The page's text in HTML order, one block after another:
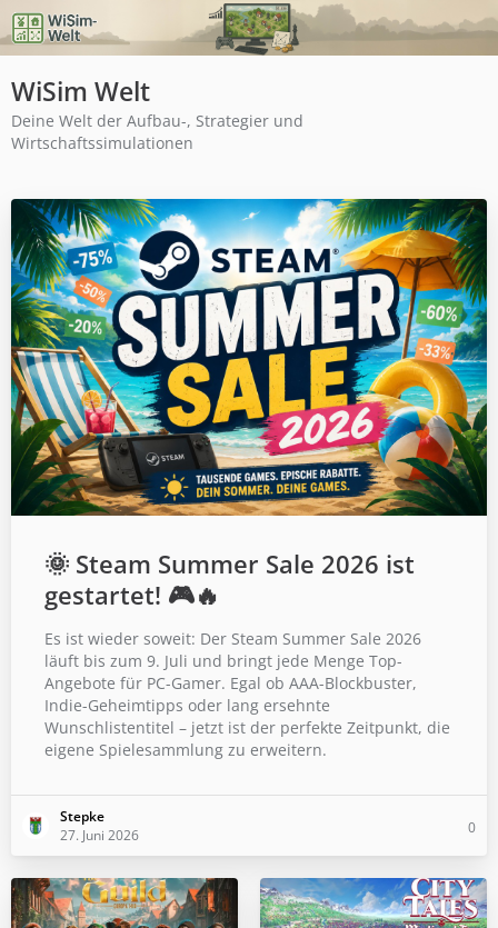
WiSim Welt
Deine Welt der Aufbau-, Strategier und
Wirtschaftssimulationen
🌞 Steam Summer Sale 2026 ist
gestartet! 🎮🔥
Es ist wieder soweit: Der Steam Summer Sale 2026
läuft bis zum 9. Juli und bringt jede Menge Top-
Angebote für PC-Gamer. Egal ob AAA-Blockbuster,
Indie-Geheimtipps oder lang ersehnte
Wunschlistentitel – jetzt ist der perfekte Zeitpunkt, die
eigene Spielesammlung zu erweitern.
Stepke
27. Juni 2026
0